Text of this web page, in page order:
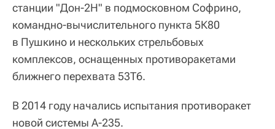
станции "Дон-2Н" в подмосковном Софрино,
командно-вычислительного пункта 5К80
в Пушкино и нескольких стрельбовых
комплексов, оснащенных противоракетами
ближнего перехвата 53Т6.
В 2014 году начались испытания противоракет
новой системы А-235.